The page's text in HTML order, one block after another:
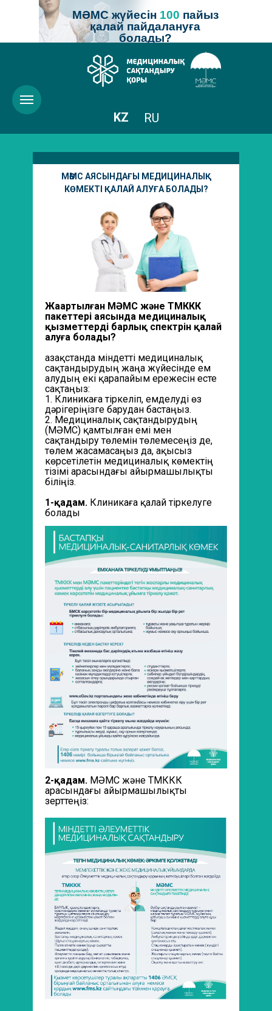
МӘМС жүйесін 100 пайыз
қалай пайдалануға
болады?
KZ RU
МӘМС АЯСЫНДАҒЫ МЕДИЦИНАЛЫҚ
КӨМЕКТІ ҚАЛАЙ АЛУҒА БОЛАДЫ?
Жаңартылған МӘМС және ТМККК
пакеттері аясында медициналық
қызметтердің барлық спектрін қалай
алуға болады?
Қазақстанда міндетті медициналық
сақтандырудың жаңа жүйесінде ем
алудың екі қарапайым ережесін есте
сақтаңыз:
1. Клиникаға тіркеліп, емделуді өз
дәрігеріңізге барудан бастаңыз.
2. Медициналық сақтандырудың
(МӘМС) қамтылған емі мен
сақтандыру төлемін төлемесеңіз де,
төлем жасамасаңыз да, ақысыз
көрсетілетін медициналық көмектің
тізімі арасындағы айырмашылықты
біліңіз.
1-қадам. Клиникаға қалай тіркелуге
болады
2-қадам. МӘМС және ТМККК
арасындағы айырмашылықты
зерттеңіз: